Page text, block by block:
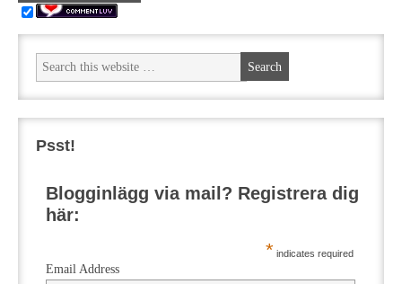
Psst!
Blogginlägg via mail? Registrera dig
här:
* indicates required
Email Address